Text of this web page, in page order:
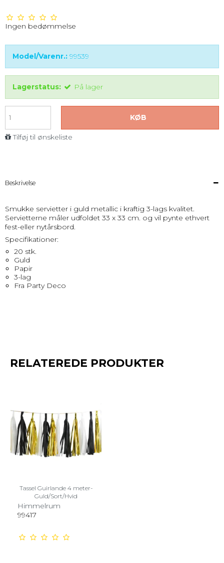
Ingen bedømmelse
Model/Varenr.: 99539
Lagerstatus: På lager
KØB
Tilføj til ønskeliste
Beskrivelse
Smukke servietter i guld metallic i kraftig 3-lags kvalitet.
Servietterne måler udfoldet 33 x 33 cm. og vil pynte ethvert
fest-eller nytårsbord.
Specifikationer:
20 stk.
Guld
Papir
3-lag
Fra Party Deco
RELATEREDE PRODUKTER
Tassel Guirlande 4 meter-
Guld/Sort/Hvid
Himmelrum
99417